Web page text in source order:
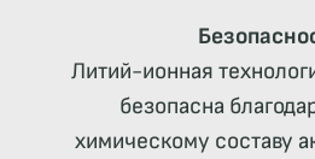
Литий-ионная
безопасна
химическому составу